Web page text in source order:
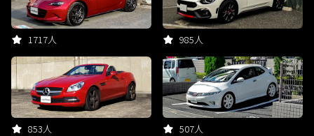
1717人 985人
853人 507人